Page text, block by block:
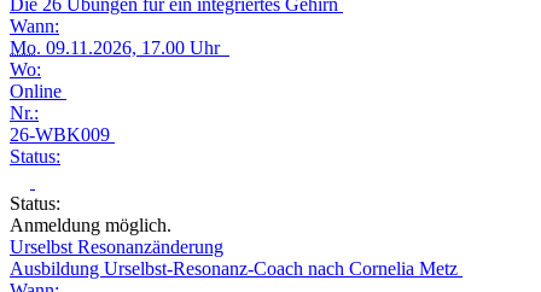
Wann:
Mo. 09.11.2026, 17.00 Uhr
Wo:
Online
Nr.:
26-WBK009
Status:
Status:
Anmeldung möglich.
Urselbst Resonanzänderung
Ausbildung Urselbst-Resonanz-Coach nach Cornelia Metz